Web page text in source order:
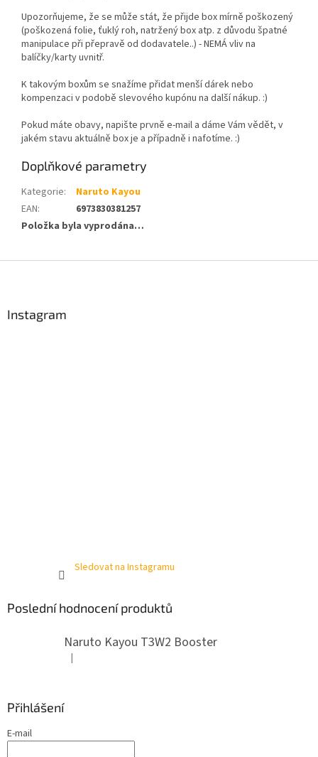
Upozorňujeme, že se může stát, že přijde box mírně poškozený
(poškozená folie, ťuklý roh, natržený box atp. z důvodu špatné
manipulace při přepravě od dodavatele..) - NEMÁ vliv na
balíčky/karty uvnitř.
K takovým boxům se snažíme přidat menší dárek nebo
kompenzaci v podobě slevového kupónu na další nákup. :)
Pokud máte obavy, napište prvně e-mail a dáme Vám vědět, v
jakém stavu aktuálně box je a případně i nafotíme. :)
Doplňkové parametry
Kategorie:
Naruto Kayou
EAN:
6973830381257
Položka byla vyprodána…
Instagram
Sledovat na Instagramu
Poslední hodnocení produktů
Naruto Kayou T3W2 Booster
Hodnocení produktu je 4 z 5 hvězdiček.
|
Přihlášení
E-mail